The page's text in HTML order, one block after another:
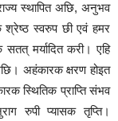
स्थापित अछि, अनुभव
श्रेष्ठ स्वरुप छी एवं हमर
मर्यादित करी। एहि
अहंकारक क्षरण होइत
स्थितिक प्राप्ति संभव
रुपी प्यासक तृप्ति।